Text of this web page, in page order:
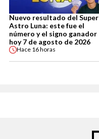
Nuevo resultado del Super
Astro Luna: este fue el
número y el signo ganador
hoy 7 de agosto de 2026
Hace 16 horas